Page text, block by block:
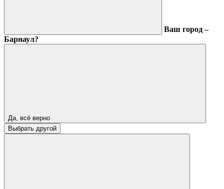
Ваш город –
Барнаул?
Да, всё верно
Выбрать другой